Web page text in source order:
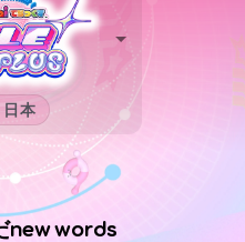
日本
new words